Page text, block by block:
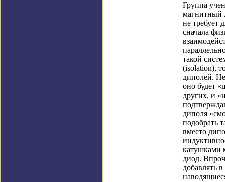
Группа
магнитный
не требует
сначала
такой
(isolation),
диполей.
оно будет
других, и
диполя
подобрать
вместо
катушками
диод.
добавлять